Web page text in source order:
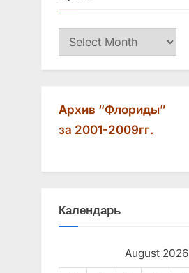
Архив
Архив “Флориды”
за 2001-2009гг.
Календарь
August 2026